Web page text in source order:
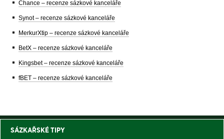
Chance – recenze sázkové kanceláře
Synot – recenze sázkové kanceláře
MerkurXtip – recenze sázkové kanceláře
BetX – recenze sázkové kanceláře
Kingsbet – recenze sázkové kanceláře
fBET – recenze sázkové kanceláře
SÁZKAŘSKÉ TIPY